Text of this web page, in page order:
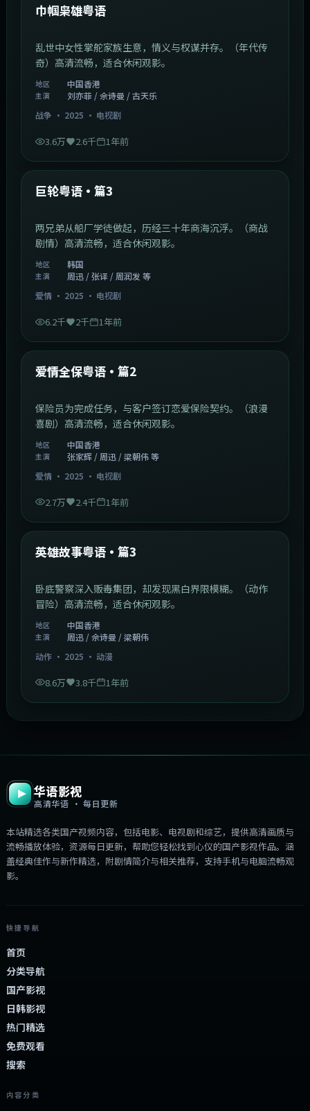
最新
巾帼枭雄粤语
乱世中女性掌舵家族生意，情义与权谋并存。（年代传
奇）高清流畅，适合休闲观影。
地区 中国香港
主演
刘亦菲 / 佘诗曼 / 古天乐
战争 · 2025 · 电视剧
3.6万 2.6千 1年前
最新
巨轮粤语·篇3
两兄弟从船厂学徒做起，历经三十年商海沉浮。（商战
剧情）高清流畅，适合休闲观影。
地区 韩国
主演
周迅 / 张译 / 周润发 等
爱情· 2025 · 电视剧
6.2千 2千 1年前
最新
爱情全保粤语·篇2
保险员为完成任务，与客户签订恋爱保险契约。（浪漫
喜剧）高清流畅，适合休闲观影。
地区 中国香港
主演
张家辉 / 周迅 / 梁朝伟 等
爱情· 2025 · 电视剧
2.7万 2.4千 1年前
最新
英雄故事粤语·篇3
卧底警察深入贩毒集团，却发现黑白界限模糊。（动作
冒险）高清流畅，适合休闲观影。
地区 中国香港
主演
周迅 / 佘诗曼 / 梁朝伟
动作· 2025 · 动漫
8.6万 3.8千 1年前
华语影视
高清华语 · 每日更新
本站精选各类国产视频内容，包括电影、电视剧和综艺，提供高清画质与
流畅播放体验，资源每日更新，帮助您轻松找到心仪的国产影视作品。涵
盖经典佳作与新作精选，附剧情简介与相关推荐，支持手机与电脑流畅观
影。
快捷导航
首页
分类导航
国产影视
日韩影视
热门精选
免费观看
搜索
内容分类